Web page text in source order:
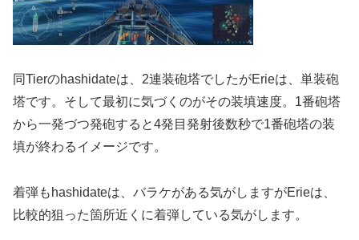
同Tierのhashidateは、2連装砲塔でしたがErieは、単装砲
塔です。そして最初に気づくのがその装填速度。1番砲塔
から一発づつ発砲すると4発目発射後数秒で1番砲塔の装
填が終わるイメージです。
着弾もhashidateは、バラケがある気がしますがErieは、
比較的狙った箇所近くに着弾している気がします。